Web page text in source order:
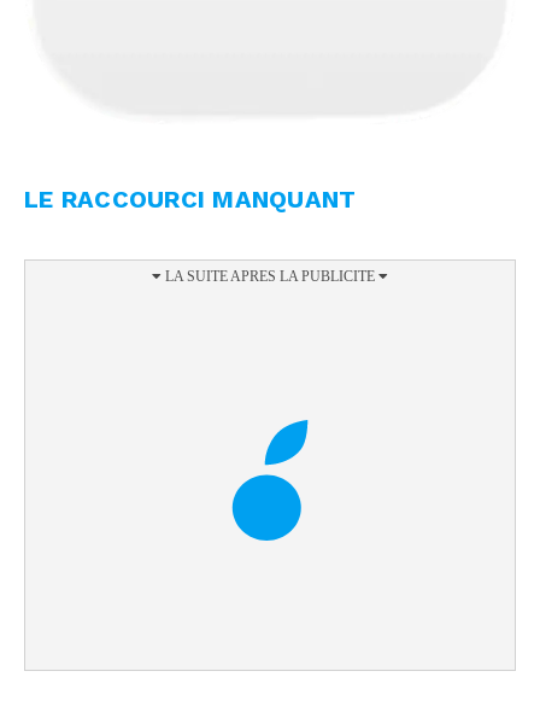
LE RACCOURCI MANQUANT